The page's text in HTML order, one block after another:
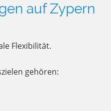
auf Zypern
Flexibilität.
gehören: